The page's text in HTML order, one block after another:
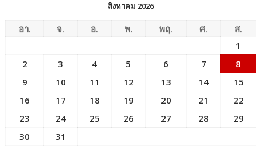
สิงหาคม 2026
อา. จ. อ. พ. พฤ. ศ.
ส.
1
2
3 4 5 6 7
8
9
10 11 12 13 14
15
16
17 18 19 20 21
22
23
24 25 26 27 28
29
30
31